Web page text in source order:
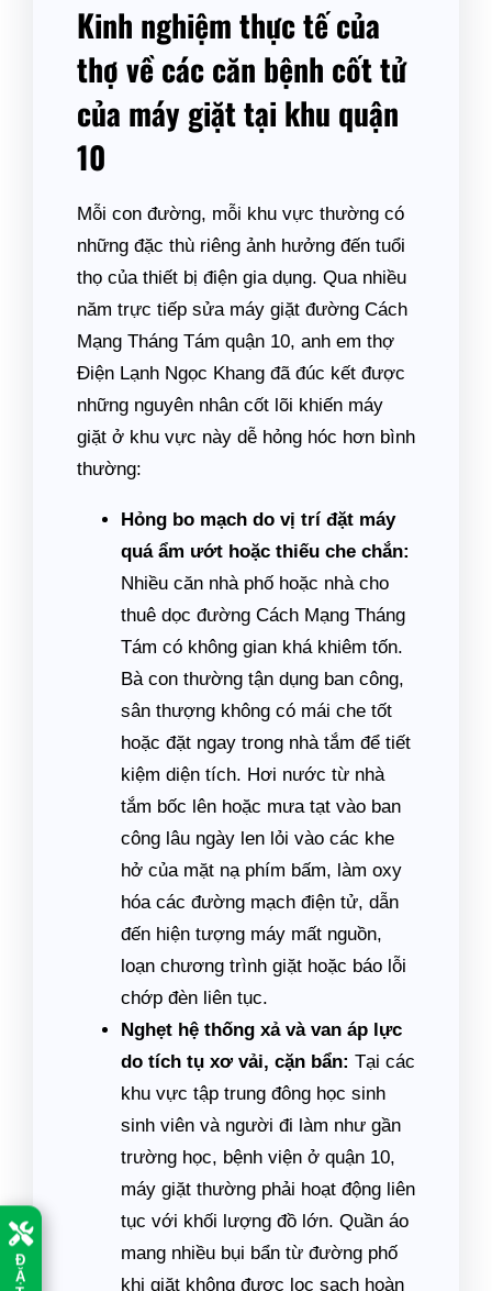
Đ
Ặ
Kinh nghiệm thực tế của
thợ về các căn bệnh cốt tử
của máy giặt tại khu quận
10
Mỗi con đường, mỗi khu vực thường có
những đặc thù riêng ảnh hưởng đến tuổi
thọ của thiết bị điện gia dụng. Qua nhiều
năm trực tiếp sửa máy giặt đường Cách
Mạng Tháng Tám quận 10, anh em thợ
Điện Lạnh Ngọc Khang đã đúc kết được
những nguyên nhân cốt lõi khiến máy
giặt ở khu vực này dễ hỏng hóc hơn bình
thường:
Hỏng bo mạch do vị trí đặt máy
quá ẩm ướt hoặc thiếu che chắn:
Nhiều căn nhà phố hoặc nhà cho
thuê dọc đường Cách Mạng Tháng
Tám có không gian khá khiêm tốn.
Bà con thường tận dụng ban công,
sân thượng không có mái che tốt
hoặc đặt ngay trong nhà tắm để tiết
kiệm diện tích. Hơi nước từ nhà
tắm bốc lên hoặc mưa tạt vào ban
công lâu ngày len lỏi vào các khe
hở của mặt nạ phím bấm, làm oxy
hóa các đường mạch điện tử, dẫn
đến hiện tượng máy mất nguồn,
loạn chương trình giặt hoặc báo lỗi
chớp đèn liên tục.
Nghẹt hệ thống xả và van áp lực
do tích tụ xơ vải, cặn bẩn: Tại các
khu vực tập trung đông học sinh
sinh viên và người đi làm như gần
trường học, bệnh viện ở quận 10,
máy giặt thường phải hoạt động liên
tục với khối lượng đồ lớn. Quần áo
mang nhiều bụi bẩn từ đường phố
khi giặt không được lọc sạch hoàn